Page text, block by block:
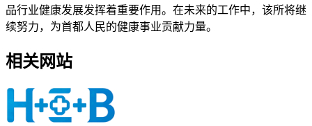
品行业健康发展发挥着重要作用。在未来的工作中，该所将继
续努力，为首都人民的健康事业贡献力量。
相关网站